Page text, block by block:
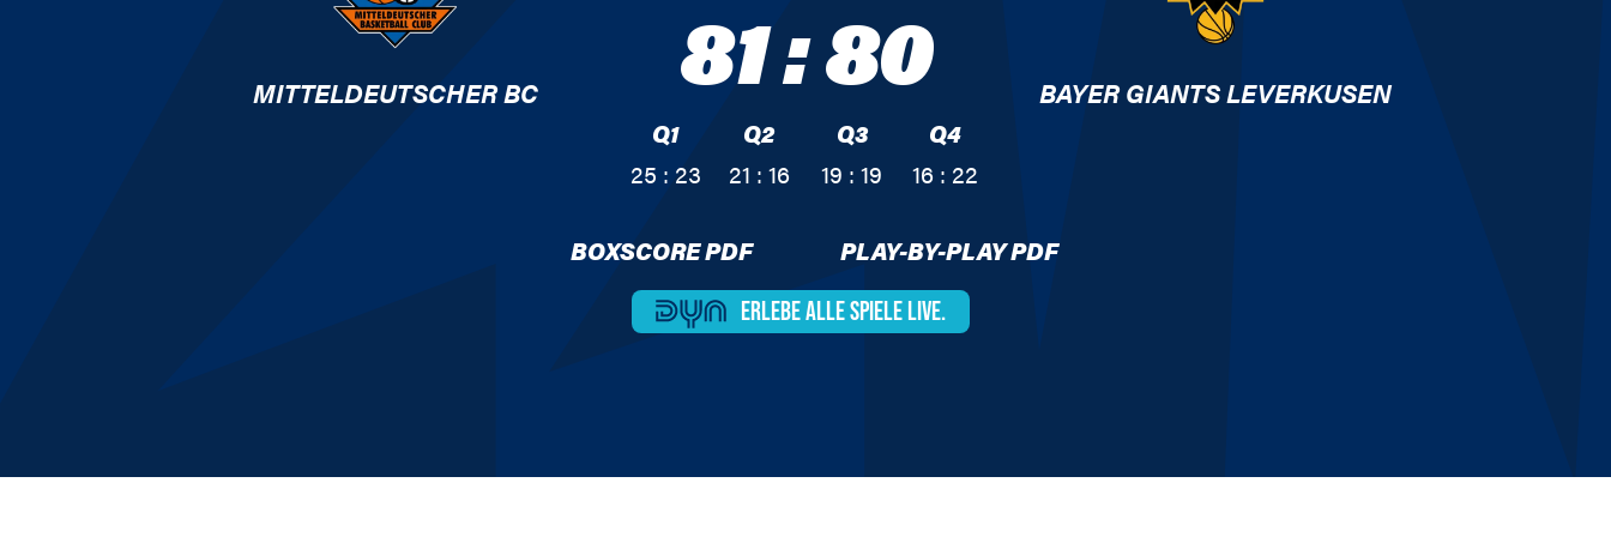
MITTELDEUTSCHER BC 81:80
Q1
25 : 23
Q2
21 : 16
Q3
19 : 19
Q4
16 : 22
BAYER GIANTS LEVERKUSEN
BOXSCORE PDF PLAY-BY-PLAY PDF
ERLEBE ALLESPIELE LIVE.